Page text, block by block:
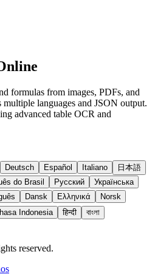
formulas from images, PDFs, and
multiple languages and JSON output.
advanced table OCR and
Deutsch Español Italiano
日本語
do Brasil Русский
Українська
Dansk Ελληνικά
Norsk
Indonesia हिन्दी
বাংলা
reserved.